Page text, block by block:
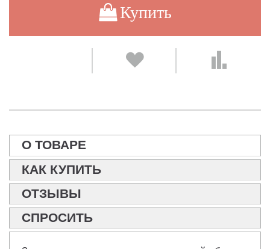
Купить
О ТОВАРЕ
КАК КУПИТЬ
ОТЗЫВЫ
СПРОСИТЬ